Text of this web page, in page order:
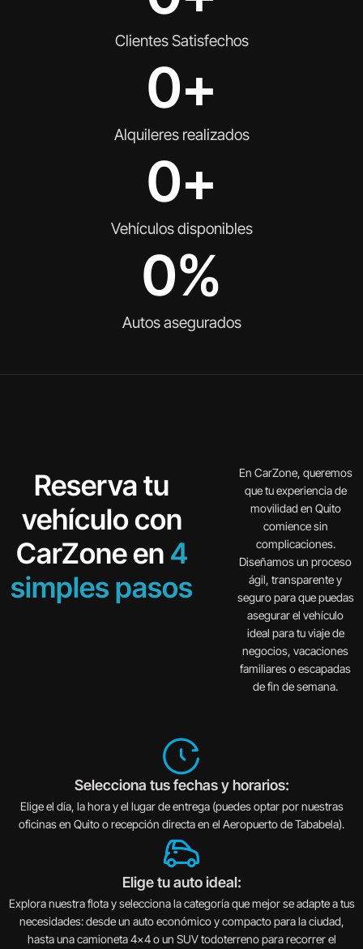
Clientes Satisfechos
Alquileres realizados
0+
Vehículos disponibles
0+
Autos asegurados
0%
Reserva tu
vehículo con
CarZone en 4
simples pasos
En CarZone, queremos
que tu experiencia de
movilidad en Quito
comience sin
complicaciones.
Diseñamos un proceso
ágil, transparente y
seguro para que puedas
asegurar el vehículo
ideal para tu viaje de
negocios, vacaciones
familiares o escapadas
de fin de semana.
Selecciona tus fechas y horarios:
Elige el día, la hora y el lugar de entrega (puedes optar por nuestras
oficinas en Quito o recepción directa en el Aeropuerto de Tababela).
Elige tu auto ideal:
Explora nuestra flota y selecciona la categoría que mejor se adapte a tus
necesidades: desde un auto económico y compacto para la ciudad,
hasta una camioneta 4x4 o un SUV todoterreno para recorrer el